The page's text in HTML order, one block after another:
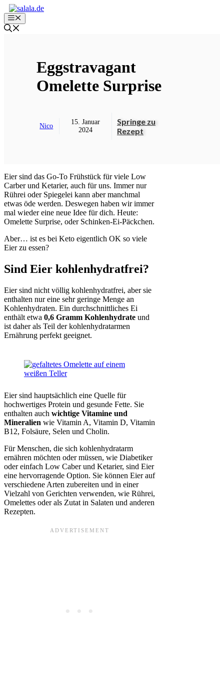
Zum
Inhalt
springen
Menü
Eggstravagant
Omelette Surprise
Nico
15. Januar
2024
Springe zu
Rezept
Eier sind das Go-To Frühstück für viele Low
Carber und Ketarier, auch für uns. Immer nur
Rührei oder Spiegelei kann aber manchmal
etwas öde werden. Deswegen haben wir immer
mal wieder eine neue Idee für dich. Heute:
Omelette Surprise, oder Schinken-Ei-Päckchen.
Aber… ist es bei Keto eigentlich OK so viele
Eier zu essen?
Sind Eier kohlenhydratfrei?
Eier sind nicht völlig kohlenhydratfrei, aber sie
enthalten nur eine sehr geringe Menge an
Kohlenhydraten. Ein durchschnittliches Ei
enthält etwa 0,6 Gramm Kohlenhydrate und
ist daher als Teil der kohlenhydratarmen
Ernährung perfekt geeignet.
Eier sind hauptsächlich eine Quelle für
hochwertiges Protein und gesunde Fette. Sie
enthalten auch wichtige Vitamine und
Mineralien wie Vitamin A, Vitamin D, Vitamin
B12, Folsäure, Selen und Cholin.
Für Menschen, die sich kohlenhydratarm
ernähren möchten oder müssen, wie Diabetiker
oder einfach Low Caber und Ketarier, sind Eier
eine hervorragende Option. Sie können Eier auf
verschiedene Arten zubereiten und in einer
Vielzahl von Gerichten verwenden, wie Rührei,
Omelettes oder als Zutat in Salaten und anderen
Rezepten.